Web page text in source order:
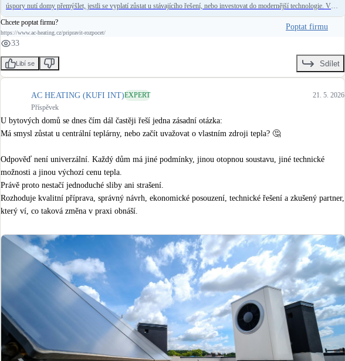
úspory nutí domy přemýšlet, jestli se vyplatí zůstat u stávajícího řešení, nebo investovat do modernější technologie. V
nové epizodě podcastu ČESKÉSTAVBY.cz si povídáme s Karlem Junkem ze společnosti AC Heating o tom, kdy dává
tepelné čerpadlo smysl i u staršího bytového domu, jaké otázky nejčastěji řeší předsedové SVJ a bytových družstev a
čeho se členové SVJ a obyvatelé domů obvykle nejvíc obávají. Dozvíte se, zda je nutné měnit radiátory, jak je to s
slibů. Řeč bude také o dotacích, délce přípravy projektu a o modelu dodávky tepla, kdy dům technologii nevlastní, ale
pouze odebírá teplo jako službu. Pokud ve vašem domě přemýšlíte o změně vytápění, tahle epizoda vám pomůže lépe
Chcete poptat firmu?
https://www.ac-heating.cz/pripravit-rozpocet/
Poptat firmu
33
Libí se Sdílet
AC HEATING (KUFI INT)EXPERT
21. 5. 2026
Příspěvek
U bytových domů se dnes čím dál častěji řeší jedna zásadní otázka:
Má smysl zůstat u centrální teplárny, nebo začít uvažovat o vlastním zdroji tepla? 🤔
Odpověď není univerzální. Každý dům má jiné podmínky, jinou otopnou soustavu, jiné technické
možnosti a jinou výchozí cenu tepla.
Právě proto nestačí jednoduché sliby ani strašení.
Rozhoduje kvalitní příprava, správný návrh, ekonomické posouzení, technické řešení a zkušený partner,
který ví, co taková změna v praxi obnáší.
V AC Heating se s bytovými domy potkáváme dlouhodobě. Umíme navrhnout řešení vytápění tak, aby
dávalo smysl technicky, ekonomicky i provozně. A zároveň víme, že jednou z největších překážek
nejsou jen samotné technologie, ale také mýty, obavy a neúplné informace, které kolem tepelných
čerpadel pro bytové domy stále kolují.
Tepelné čerpadlo není zázračné řešení pro každý dům.
Ale při správném návrhu, přípravě a provozu může být pro řadu bytových domů cestou k výrazně
nižším nákladům, větší kontrole nad cenou tepla a dlouhodobé stabilitě.
Téma dobře shrnuje nový článek, kde se řeší vlastní kotelny, tepelná čerpadla, fotovoltaika, odpojení